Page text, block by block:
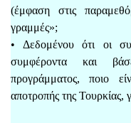
(έμφαση στις
γραμμές»;
• Δεδομένου ότι οι
συμφέροντα και
προγράμματος, ποιο
αποτροπής της Τουρκίας,